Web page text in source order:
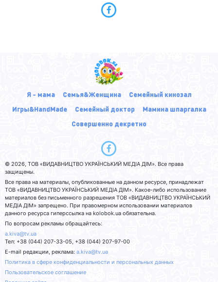
Я - мама Семья&Женщина
Семейный кинозал
Игры&HandMade
Семейный доктор
Мамина шпаргалка
Совершенно декретно
© 2026, ТОВ «ВИДАВНИЦТВО УКРАЇНСЬКИЙ МЕДІА ДІМ». Все права
защищены.
Все права на материалы, опубликованные на данном ресурсе, принадлежат
ТОВ «ВИДАВНИЦТВО УКРАЇНСЬКИЙ МЕДІА ДІМ». Какое-либо использование
материалов без письменного разрешения ТОВ «ВИДАВНИЦТВО УКРАЇНСЬКИЙ
МЕДІА ДІМ» запрещено. При правомерном использовании материалов
данного ресурса гиперссылка на kolobok.ua обязательна.
По вопросам рекламы обращайтесь:
a.kiva@tv.ua
Тел: +38 (044) 207-33-05, +38 (044) 207-97-00
E-mail редакции, реклама: a.kiva@tv.ua
Политика в сфере конфиденциальности и персональных данных
Пользовательское соглашение